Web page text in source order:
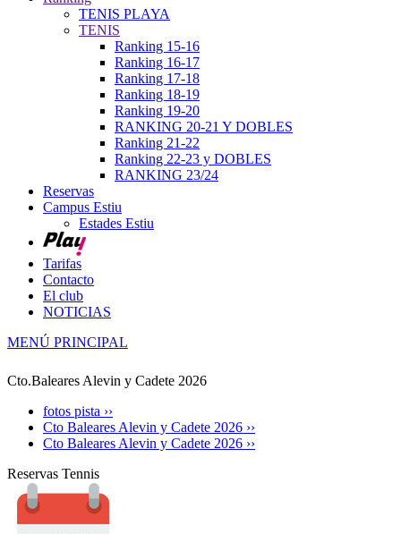
TENIS PLAYA
TENIS
Ranking 15-16
Ranking 16-17
Ranking 17-18
Ranking 18-19
Ranking 19-20
RANKING 20-21 Y DOBLES
Ranking 21-22
Ranking 22-23 y DOBLES
RANKING 23/24
Reservas
Campus Estiu
Estades Estiu
Tarifas
Contacto
El club
NOTICIAS
MENÚ PRINCIPAL
Cto.Baleares Alevin y Cadete 2026
fotos pista ››
Cto Baleares Alevin y Cadete 2026 ››
Cto Baleares Alevin y Cadete 2026 ››
Reservas Tennis